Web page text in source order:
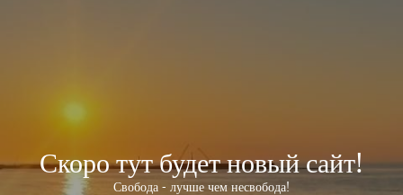
Скоро тут будет новый сайт!
Свобода - лучше чем несвобода!